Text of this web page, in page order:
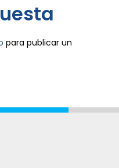
para publicar un